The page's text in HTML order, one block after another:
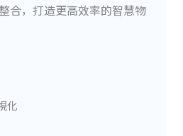
合，打造更高效率的智慧物
化